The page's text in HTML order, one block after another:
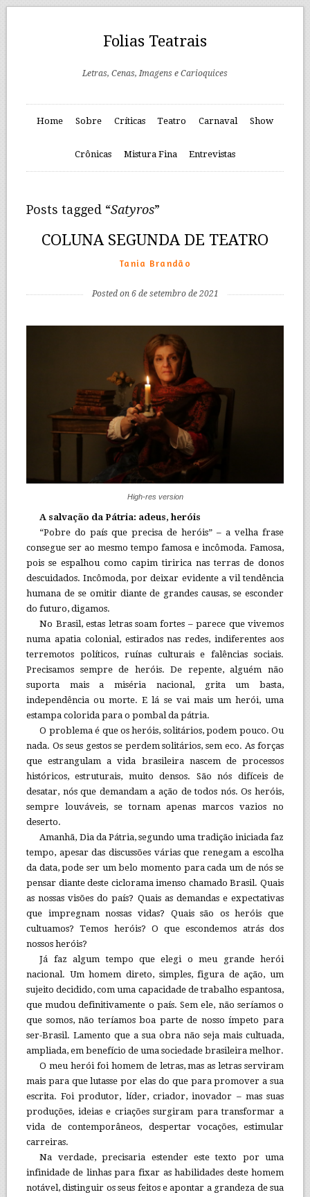
Folias Teatrais
Letras, Cenas, Imagens e Carioquices
Home Sobre Críticas Teatro Carnaval Show
Crônicas Mistura Fina Entrevistas
Posts tagged “Satyros”
COLUNA SEGUNDA DE TEATRO
Tania Brandão
Posted on 6 de setembro de 2021
High-res version
A salvação da Pátria: adeus, heróis
“Pobre do país que precisa de heróis” – a velha frase
consegue ser ao mesmo tempo famosa e incômoda. Famosa,
pois se espalhou como capim tiririca nas terras de donos
descuidados. Incômoda, por deixar evidente a vil tendência
humana de se omitir diante de grandes causas, se esconder
do futuro, digamos.
No Brasil, estas letras soam fortes – parece que vivemos
numa apatia colonial, estirados nas redes, indiferentes aos
terremotos políticos, ruínas culturais e falências sociais.
Precisamos sempre de heróis. De repente, alguém não
suporta mais a miséria nacional, grita um basta,
independência ou morte. E lá se vai mais um herói, uma
estampa colorida para o pombal da pátria.
O problema é que os heróis, solitários, podem pouco. Ou
nada. Os seus gestos se perdem solitários, sem eco. As forças
que estrangulam a vida brasileira nascem de processos
históricos, estruturais, muito densos. São nós difíceis de
desatar, nós que demandam a ação de todos nós. Os heróis,
sempre louváveis, se tornam apenas marcos vazios no
deserto.
Amanhã, Dia da Pátria, segundo uma tradição iniciada faz
tempo, apesar das discussões várias que renegam a escolha
da data, pode ser um belo momento para cada um de nós se
pensar diante deste ciclorama imenso chamado Brasil. Quais
as nossas visões do país? Quais as demandas e expectativas
que impregnam nossas vidas? Quais são os heróis que
cultuamos? Temos heróis? O que escondemos atrás dos
nossos heróis?
Já faz algum tempo que elegi o meu grande herói
nacional. Um homem direto, simples, figura de ação, um
sujeito decidido, com uma capacidade de trabalho espantosa,
que mudou definitivamente o país. Sem ele, não seríamos o
que somos, não teríamos boa parte de nosso ímpeto para
ser-Brasil. Lamento que a sua obra não seja mais cultuada,
ampliada, em benefício de uma sociedade brasileira melhor.
O meu herói foi homem de letras, mas as letras serviram
mais para que lutasse por elas do que para promover a sua
escrita. Foi produtor, líder, criador, inovador – mas suas
produções, ideias e criações surgiram para transformar a
vida de contemporâneos, despertar vocações, estimular
carreiras.
Na verdade, precisaria estender este texto por uma
infinidade de linhas para fixar as habilidades deste homem
notável, distinguir os seus feitos e apontar a grandeza de sua